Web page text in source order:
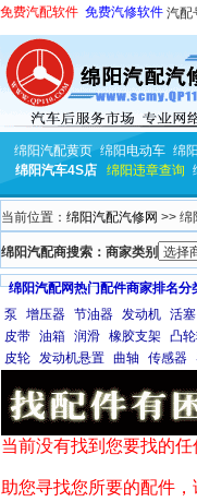
免费汽配软件 免费汽修软件 汽配
绵阳汽配黄页 绵阳电动车 绵
绵阳汽车4S店
绵阳违章查询
当前位置： 绵阳汽配汽修网 >> 绵
绵阳汽配商搜索：商家类别
绵阳汽配网热门配件商家排名分
泵
增压器 节油器 发动机 活塞
皮带 油箱 润滑 橡胶支架 凸
皮轮 发动机悬置 曲轴 传感器
当前没有找到您要找的
助您寻找您所要的配件，